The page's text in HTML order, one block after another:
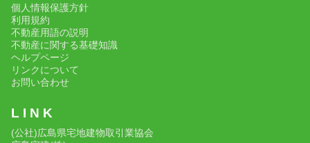
個人情報保護方針
利用規約
不動産用語の説明
不動産に関する基礎知識
ヘルプページ
リンクについて
お問い合わせ
L I N K
(公社)広島県宅地建物取引業協会